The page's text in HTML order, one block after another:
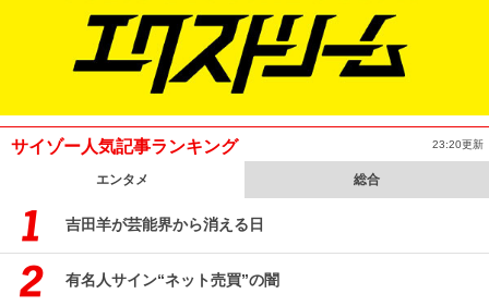
サイゾー人気記事ランキング 23:20更新
エンタメ 総合
吉田羊が芸能界から消える日
有名人サイン“ネット売買”の闇